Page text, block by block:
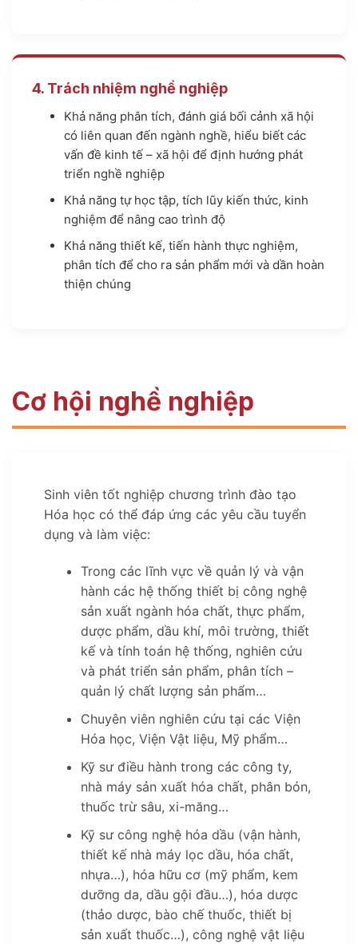
4. Trách nhiệm nghề nghiệp
Khả năng phân tích, đánh giá bối cảnh xã hội
có liên quan đến ngành nghề, hiểu biết các
vấn đề kinh tế – xã hội để định hướng phát
triển nghề nghiệp
Khả năng tự học tập, tích lũy kiến thức, kinh
nghiệm để nâng cao trình độ
Khả năng thiết kế, tiến hành thực nghiệm,
phân tích để cho ra sản phẩm mới và dần hoàn
thiện chúng
Cơ hội nghề nghiệp
Sinh viên tốt nghiệp chương trình đào tạo
Hóa học có thể đáp ứng các yêu cầu tuyển
dụng và làm việc:
Trong các lĩnh vực về quản lý và vận
hành các hệ thống thiết bị công nghệ
sản xuất ngành hóa chất, thực phẩm,
dược phẩm, dầu khí, môi trường, thiết
kế và tính toán hệ thống, nghiên cứu
và phát triển sản phẩm, phân tích –
quản lý chất lượng sản phẩm…
Chuyên viên nghiên cứu tại các Viện
Hóa học, Viện Vật liệu, Mỹ phẩm…
Kỹ sư điều hành trong các công ty,
nhà máy sản xuất hóa chất, phân bón,
thuốc trừ sâu, xi-măng…
Kỹ sư công nghệ hóa dầu (vận hành,
thiết kế nhà máy lọc dầu, hóa chất,
nhựa…), hóa hữu cơ (mỹ phẩm, kem
dưỡng da, dầu gội đầu…), hóa dược
(thảo dược, bào chế thuốc, thiết bị
sản xuất thuốc…), công nghệ vật liệu